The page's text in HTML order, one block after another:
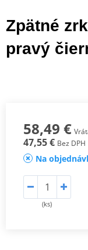
Zpätné
pravý
58,49 €
47,55 € Bez DPH
Na
(ks)